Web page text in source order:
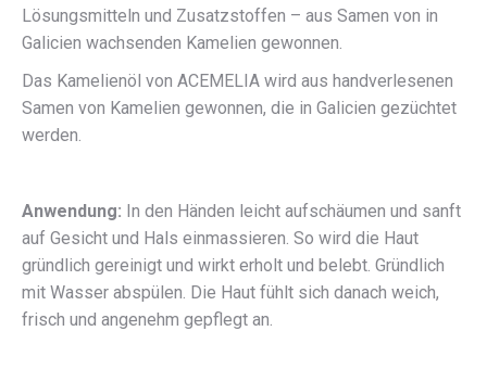
Lösungsmitteln und Zusatzstoffen – aus Samen von in
Galicien wachsenden Kamelien gewonnen.
Das Kamelienöl von ACEMELIA wird aus handverlesenen
Samen von Kamelien gewonnen, die in Galicien gezüchtet
werden.
Anwendung: In den Händen leicht aufschäumen und sanft
auf Gesicht und Hals einmassieren. So wird die Haut
gründlich gereinigt und wirkt erholt und belebt. Gründlich
mit Wasser abspülen. Die Haut fühlt sich danach weich,
frisch und angenehm gepflegt an.